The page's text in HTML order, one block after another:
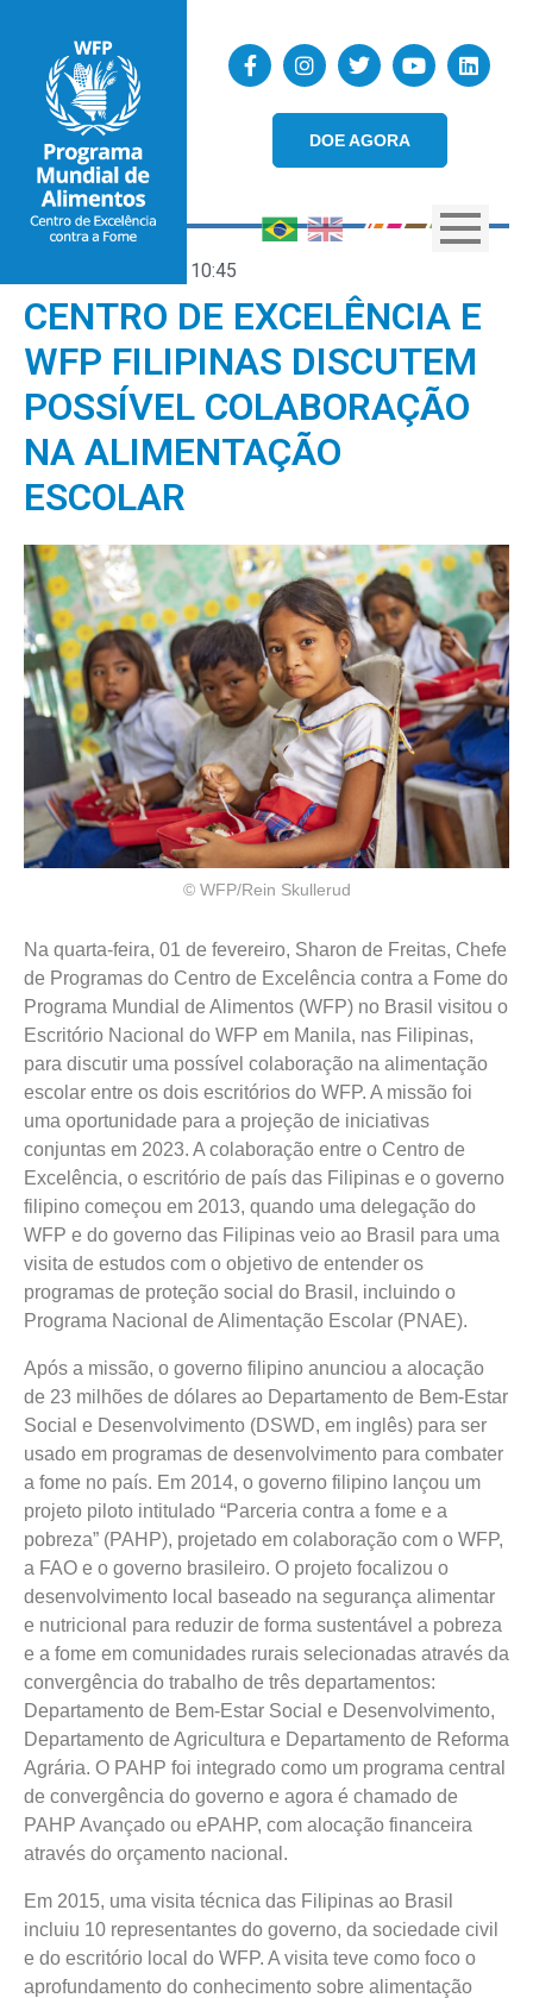
DOE AGORA
10:45
CENTRO DE EXCELÊNCIA E
WFP FILIPINAS DISCUTEM
POSSÍVEL COLABORAÇÃO
NA ALIMENTAÇÃO
ESCOLAR
© WFP/Rein Skullerud
Na quarta-feira, 01 de fevereiro, Sharon de Freitas, Chefe
de Programas do Centro de Excelência contra a Fome do
Programa Mundial de Alimentos (WFP) no Brasil visitou o
Escritório Nacional do WFP em Manila, nas Filipinas,
para discutir uma possível colaboração na alimentação
escolar entre os dois escritórios do WFP. A missão foi
uma oportunidade para a projeção de iniciativas
conjuntas em 2023. A colaboração entre o Centro de
Excelência, o escritório de país das Filipinas e o governo
filipino começou em 2013, quando uma delegação do
WFP e do governo das Filipinas veio ao Brasil para uma
visita de estudos com o objetivo de entender os
programas de proteção social do Brasil, incluindo o
Programa Nacional de Alimentação Escolar (PNAE).
Após a missão, o governo filipino anunciou a alocação
de 23 milhões de dólares ao Departamento de Bem-Estar
Social e Desenvolvimento (DSWD, em inglês) para ser
usado em programas de desenvolvimento para combater
a fome no país. Em 2014, o governo filipino lançou um
projeto piloto intitulado “Parceria contra a fome e a
pobreza” (PAHP), projetado em colaboração com o WFP,
a FAO e o governo brasileiro. O projeto focalizou o
desenvolvimento local baseado na segurança alimentar
e nutricional para reduzir de forma sustentável a pobreza
e a fome em comunidades rurais selecionadas através da
convergência do trabalho de três departamentos:
Departamento de Bem-Estar Social e Desenvolvimento,
Departamento de Agricultura e Departamento de Reforma
Agrária. O PAHP foi integrado como um programa central
de convergência do governo e agora é chamado de
PAHP Avançado ou ePAHP, com alocação financeira
através do orçamento nacional.
Em 2015, uma visita técnica das Filipinas ao Brasil
incluiu 10 representantes do governo, da sociedade civil
e do escritório local do WFP. A visita teve como foco o
aprofundamento do conhecimento sobre alimentação